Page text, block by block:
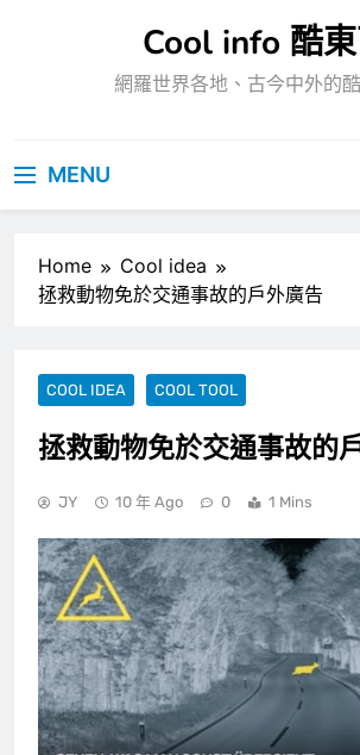
Cool info 酷
網羅世界各地、古今中外的
MENU
Home
Cool idea
拯救動物免於交通事故的戶外廣告
COOL IDEA COOL TOOL
拯救動物免於交通事故的
JY 10 年 Ago 0 1 Mins